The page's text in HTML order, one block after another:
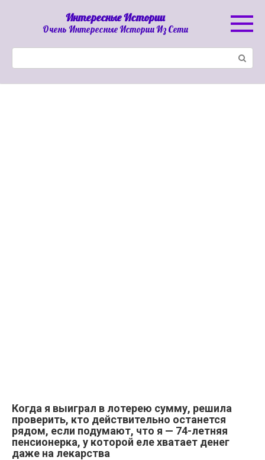
Интересные Истории
Очень Интересные Истории Из Сети
Когда я выиграл в лотерею сумму, решила
проверить, кто действительно останется
рядом, если подумают, что я — 74-летняя
пенсионерка, у которой еле хватает денег
даже на лекарства